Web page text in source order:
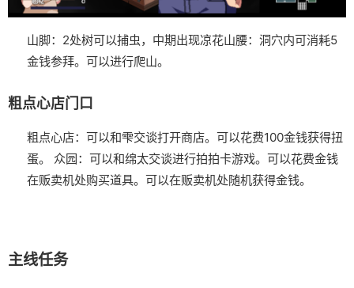
山脚：2处树可以捕虫，中期出现凉花山腰：洞穴内可消耗5
金钱参拜。可以进行爬山。
粗点心店门口
粗点心店：可以和雫交谈打开商店。可以花费100金钱获得扭
蛋。
众园：可以和绵太交谈进行拍拍卡游戏。可以花费金钱
在贩卖机处购买道具。可以在贩卖机处随机获得金钱。
主线任务